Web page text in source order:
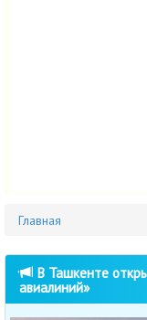
Главная
В Ташкенте
авиалиний»